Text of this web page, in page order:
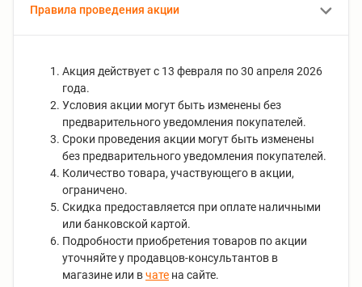
Правила проведения акции
Акция действует с 13 февраля по 30 апреля 2026
года.
Условия акции могут быть изменены без
предварительного уведомления покупателей.
Сроки проведения акции могут быть изменены
без предварительного уведомления покупателей.
Количество товара, участвующего в акции,
ограничено.
Скидка предоставляется при оплате наличными
или банковской картой.
Подробности приобретения товаров по акции
уточняйте у продавцов-консультантов в
магазине или вчате на сайте.